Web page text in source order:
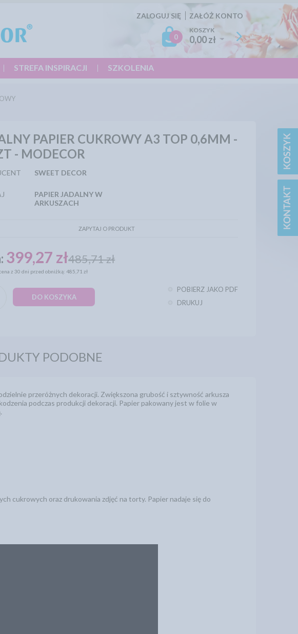
ZALOGUJ SIĘ ZAŁÓŻ KONTO
0
KOSZYK
0,00 zł
STREFA INSPIRACJI SZKOLENIA
PAPIER CUKROWY A3 TOP 0,6MM -
- MODECOR
SWEET DECOR
PAPIER JADALNY W
ARKUSZACH
ZAPYTAJ O PRODUKT
399,27 zł485,71 zł
z 30 dni przed obniżką: 485,71 zł
DO KOSZYKA
POBIERZ JAKO PDF
DRUKUJ
PODOBNE
przeróżnych dekoracji. Zwiększona grubość i sztywność arkusza
podczas produkcji dekoracji. Papier pakowany jest w folie w
cukrowych oraz drukowania zdjęć na torty. Papier nadaje się do